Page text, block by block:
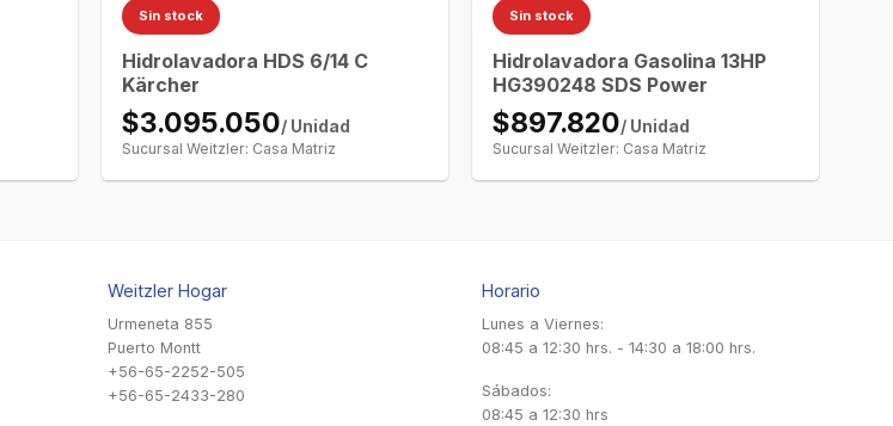
Sin stock
Hidrolavadora HDS 6/14 C
Kärcher
$3.095.050/ Unidad
Sucursal Weitzler: Casa Matriz
Sin stock
Hidrolavadora Gasolina 13HP
HG390248 SDS Power
$897.820/ Unidad
Sucursal Weitzler: Casa Matriz
Weitzler Hogar
Urmeneta 855
Puerto Montt
+56-65-2252-505
+56-65-2433-280
Horario
Lunes a Viernes:
08:45 a 12:30 hrs. - 14:30 a 18:00 hrs.
Sábados:
08:45 a 12:30 hrs